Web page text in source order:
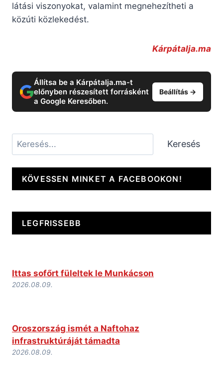
látási viszonyokat, valamint megnehezítheti a
közúti közlekedést.
Kárpátalja.ma
Állítsa be a Kárpátalja.ma-t
előnyben részesített forrásként
a Google Keresőben.
Beállítás →
Keresés Keresés
KÖVESSEN MINKET A FACEBOOKON!
LEGFRISSEBB
Ittas sofőrt füleltek le Munkácson
2026.08.09.
Oroszország ismét a Naftohaz
infrastruktúráját támadta
2026.08.09.